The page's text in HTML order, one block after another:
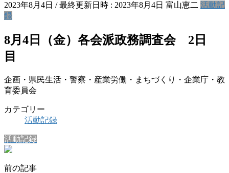
2023年8月4日 / 最終更新日時 : 2023年8月4日 富山恵二 活動記
録
8月4日（金）各会派政務調査会 2日
目
企画・県民生活・警察・産業労働・まちづくり・企業庁・教
育委員会
カテゴリー
活動記録
活動記録
前の記事